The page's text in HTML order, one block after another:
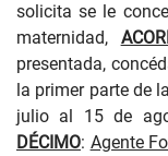
solicita se le
maternidad,
presentada,
la primer parte de
julio al 15 de
DÉCIMO: Agente